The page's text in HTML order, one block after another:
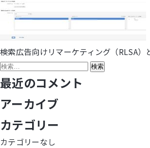
投
稿
ナ
ビ
ゲ
検索広告向けリマーケティング（RLSA
検
索:
最近のコメント
アーカイブ
カテゴリー
カテゴリーなし